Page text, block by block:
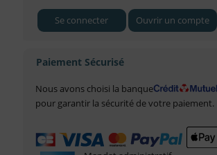
Se connecter Ouvrir un compte
Paiement Sécurisé
Nous avons choisi la banque
pour garantir la sécurité de votre paiement.